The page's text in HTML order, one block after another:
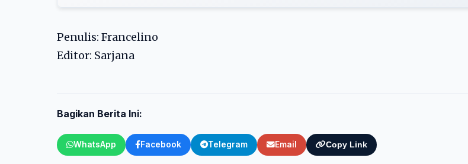
Penulis: Francelino
Editor: Sarjana
Bagikan Berita Ini:
WhatsApp Facebook Telegram Email Copy Link